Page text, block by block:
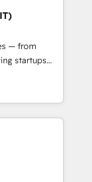
Award 🏆
🏆2017
🏆2016
🏆2015
HubSpot
— from
startups
scale
HubSpot.
we fuse
to deliver
for
• AI voice
and smart